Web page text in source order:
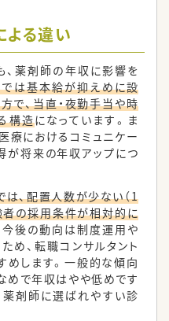
る違い
薬剤師の年収に影響を
は基本給が抑えめに設
で、当直・夜勤手当や時
構造になっています。ま
療におけるコミュニケー
が将来の年収アップにつ
、配置人数が少ない（1
者の採用条件が相対的に
後の動向は制度運用や
め、転職コンサルタント
めします。一般的な傾向
めで年収はやや低めです
剤師に選ばれやすい診